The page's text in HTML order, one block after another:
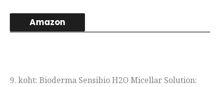
Amazon
9. koht: Bioderma Sensibio H2O Micellar Solution: